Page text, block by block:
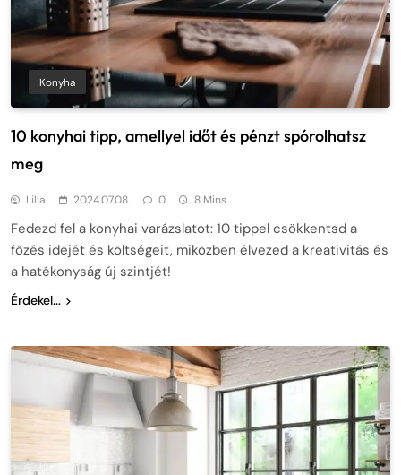
Konyha
10 konyhai tipp, amellyel időt és pénzt spórolhatsz
meg
Lilla 2024.07.08. 0 8 Mins
Fedezd fel a konyhai varázslatot: 10 tippel csökkentsd a
főzés idejét és költségeit, miközben élvezed a kreativitás és
a hatékonyság új szintjét!
Érdekel...